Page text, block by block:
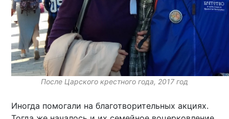
После Царского крестного года, 2017 год
Иногда помогали на благотворительных акциях.